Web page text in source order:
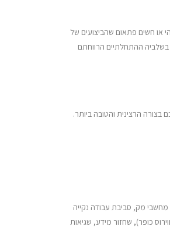
או חשים פתאום שהביצועים של
ההתחלתיים הרווחתם
הרצינית והטובה ביותר.
מחשבי מק, סביבת עבודה נקייה
כופר), שחזור מידע, שגיאות